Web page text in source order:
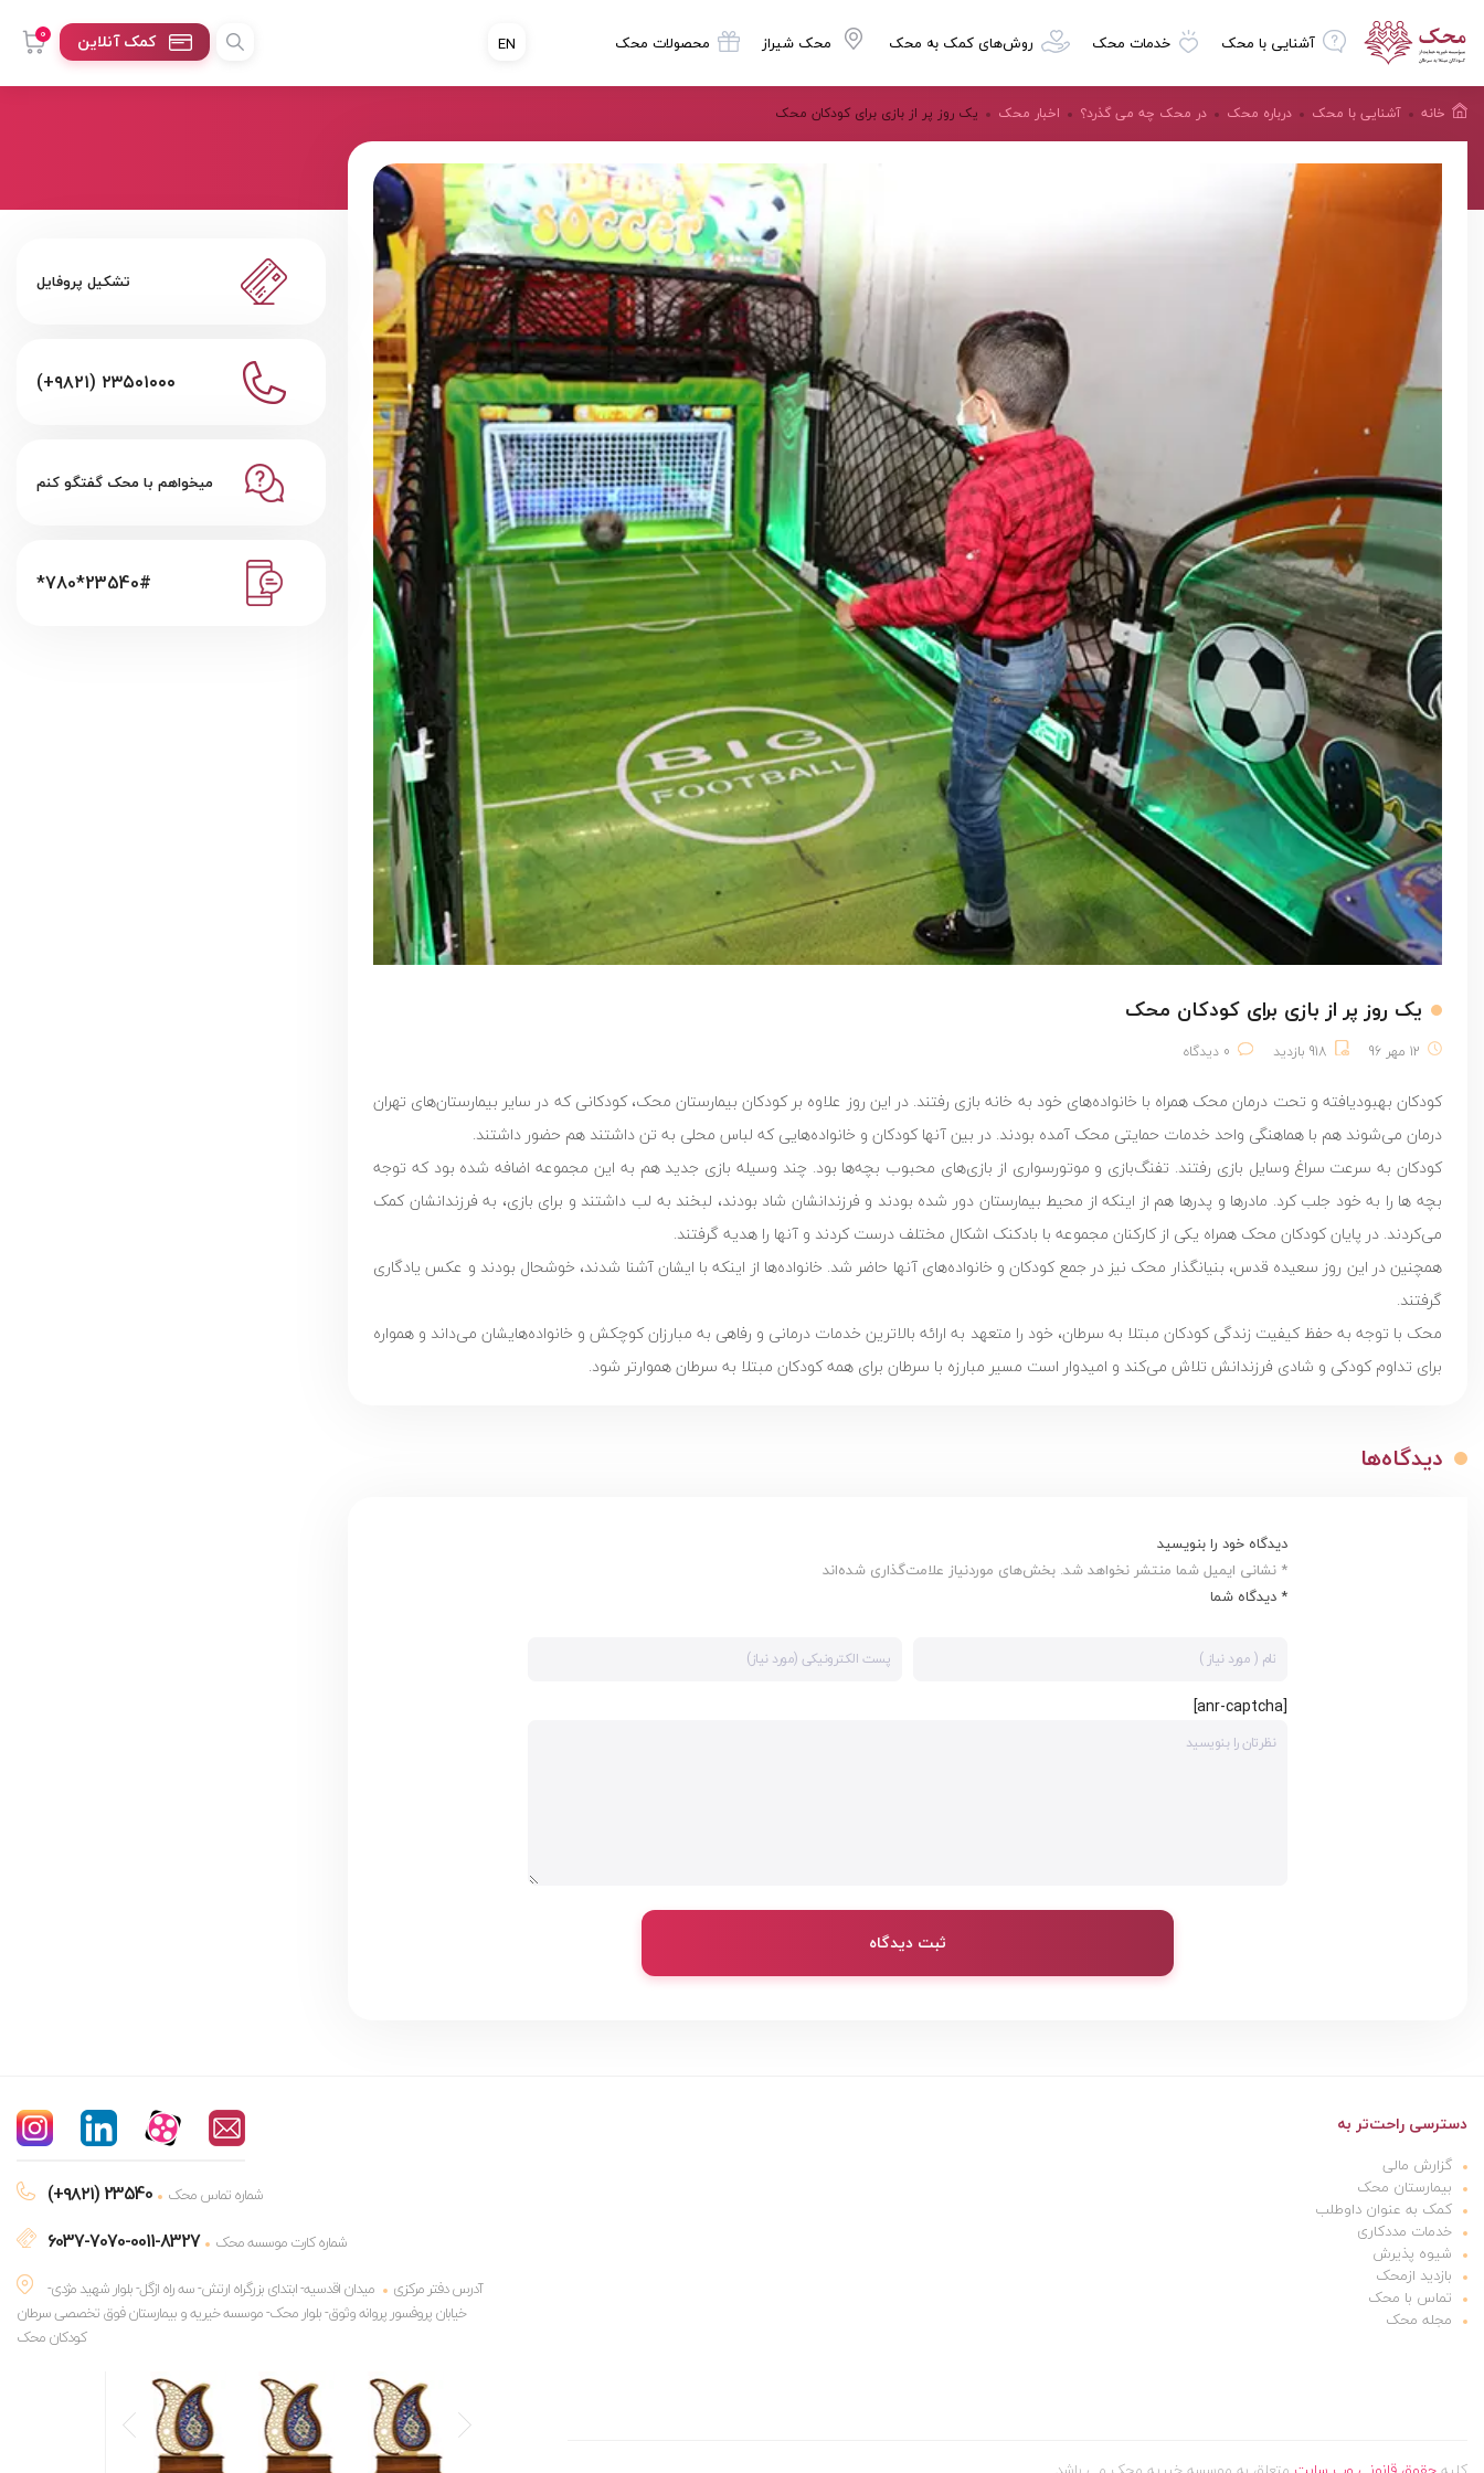
آشنایی با محک خدمات محک روش‌های کمک به محک محک شیراز محصولات محک 0 کمک آنلاین EN
خانه آشنایی با محک درباره محک در محک چه می گذرد؟ اخبار محک یک روز پر از بازی برای کودکان محک
یک روز پر از بازی برای کودکان محک
12 مهر 96 918 بازدید 0 دیدگاه
کودکان بهبودیافته و تحت درمان محک همراه با خانواده‌های خود به خانه بازی رفتند. در این روز علاوه بر کودکان بیمارستان محک، کودکانی که در سایر بیمارستان‌های تهران
درمان می‌شوند هم با هماهنگی واحد خدمات حمایتی محک آمده بودند. در بین آنها کودکان و خانواده‌هایی که لباس محلی به تن داشتند هم حضور داشتند.
کودکان به سرعت سراغ وسایل بازی رفتند. تفنگ‌بازی و موتورسواری از بازی‌های محبوب بچه‌ها بود. چند وسیله بازی جدید هم به این مجموعه اضافه شده بود که توجه
بچه ها را به خود جلب کرد. مادرها و پدرها هم از اینکه از محیط بیمارستان دور شده بودند و فرزندانشان شاد بودند، لبخند به لب داشتند و برای بازی، به فرزندانشان کمک
می‌کردند. در پایان کودکان محک همراه یکی از کارکنان مجموعه با بادکنک اشکال مختلف درست کردند و آنها را هدیه گرفتند.
همچنین در این روز سعیده قدس، بنیانگذار محک نیز در جمع کودکان و خانواده‌های آنها حاضر شد. خانواده‌ها از اینکه با ایشان آشنا شدند، خوشحال بودند و عکس یادگاری
گرفتند.
محک با توجه به حفظ کیفیت زندگی کودکان مبتلا به سرطان، خود را متعهد به ارائه بالاترین خدمات درمانی و رفاهی به مبارزان کوچکش و خانواده‌هایشان می‌داند و همواره
برای تداوم کودکی و شادی فرزندانش تلاش می‌کند و امیدوار است مسیر مبارزه با سرطان برای همه کودکان مبتلا به سرطان هموارتر شود.
دیدگاه‌ها
دیدگاه خود را بنویسید
* نشانی ایمیل شما منتشر نخواهد شد. بخش‌های موردنیاز علامت‌گذاری شده‌اند
* دیدگاه شما
[anr-captcha]
ثبت دیدگاه
تشکیل پروفایل
(+۹۸۲۱) ۲۳۵۰۱۰۰۰
میخواهم با محک گفتگو کنم
*780*23540#
دسترسی راحت‌تر به
گزارش مالی
بیمارستان محک
کمک به عنوان داوطلب
خدمات مددکاری
شیوه پذیرش
بازدید ازمحک
تماس با محک
مجله محک
(+۹۸۲۱) 23540 شماره تماس محک
6037-7070-0011-8327
شماره کارت موسسه محک
آدرس دفتر مرکزی
میدان اقدسیه- ابتدای بزرگراه ارتش- سه راه ازگل- بلوار شهید مژدی-
خیابان پروفسور پروانه وثوق- بلوار محک- موسسه خیریه و بیمارستان فوق تخصصی سرطان
کودکان محک